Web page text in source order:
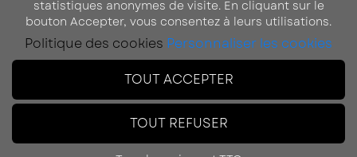
TOUT REFUSER
Tous les prix sont TTC
Déco-Gem, Marque Gemplast
réservés
Réalisation Buildeo